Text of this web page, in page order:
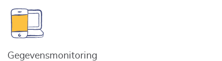
Gegevensmonitoring